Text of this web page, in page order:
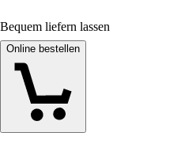
Bequem liefern lassen
Online bestellen